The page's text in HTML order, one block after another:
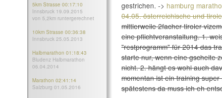
5km Strasse 00:17:10
Innsbruck 19.09.2015
von 5,2km runtergerechnet
10km Strasse 00:36:38
Innsbruck 25.05.2013
Halbmarathon 01:18:43
Bludenz Halbmarathon
06.04.2014
Marathon 02:41:14
Salzburg 01.05.2016
gestrichen. -> hamburg
04.05. österreichische und
mittlerweile 2facher tiroler
eine pflichtveranstaltung. 1.
"restprogramm" für 2014 das
starte nur, wenn eine gscheite
nicht. 2. hängt es wohl auch
momentan ist ein training
spätestens da muss ich eh